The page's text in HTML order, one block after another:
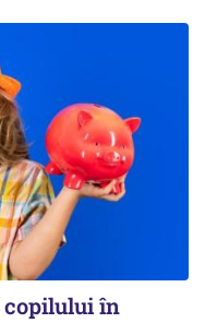
copilului în